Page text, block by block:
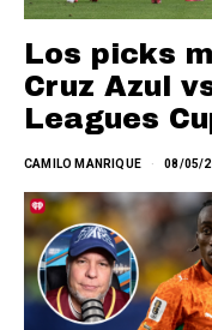
Los picks
Cruz Azul
Leagues
CAMILO MANRIQUE 08/05/